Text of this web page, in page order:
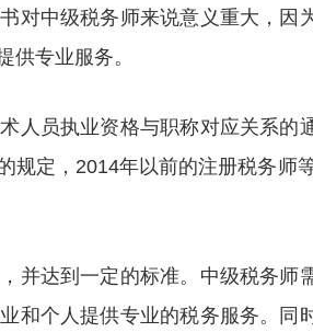
对中级税务师来说意义重大，因
供专业服务。
人员执业资格与职称对应关系的
规定，2014年以前的注册税务师
并达到一定的标准。中级税务师
和个人提供专业的税务服务。同